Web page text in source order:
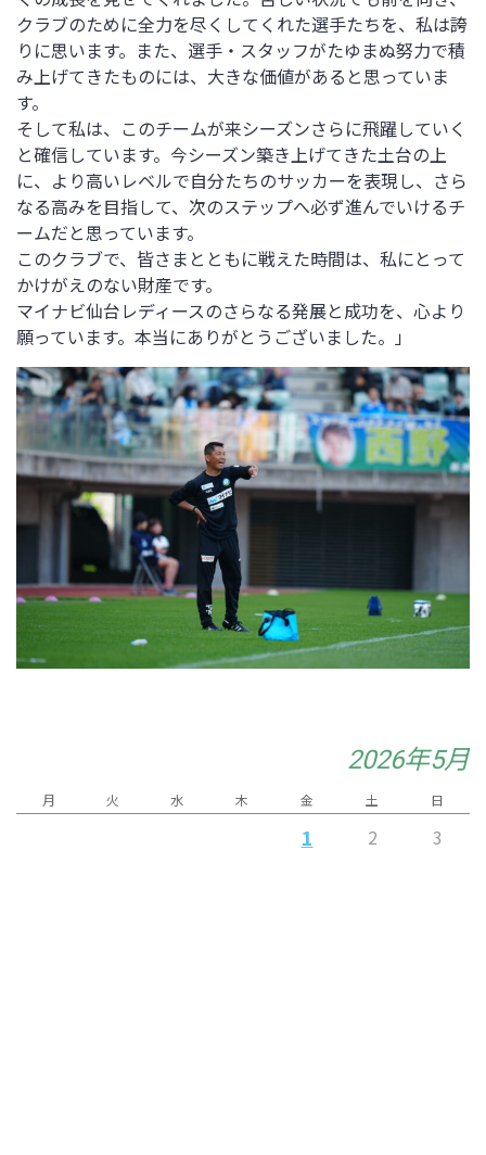
クラブのために全力を尽くしてくれた選手たちを、私は誇
りに思います。また、選手・スタッフがたゆまぬ努力で積
み上げてきたものには、大きな価値があると思っていま
す。
そして私は、このチームが来シーズンさらに飛躍していく
と確信しています。今シーズン築き上げてきた土台の上
に、より高いレベルで自分たちのサッカーを表現し、さら
なる高みを目指して、次のステップへ必ず進んでいけるチ
ームだと思っています。
このクラブで、皆さまとともに戦えた時間は、私にとって
かけがえのない財産です。
マイナビ仙台レディースのさらなる発展と成功を、心より
願っています。本当にありがとうございました。」
2026年5月
月 火 水 木 金 土 日
1 2
3